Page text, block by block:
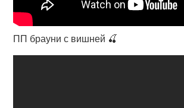
ПП брауни с вишней 🍒